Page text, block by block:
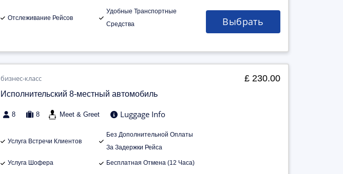
Отслеживание Рейсов
Удобные Транспортные
Средства
Выбрать
бизнес-класс
Исполнительский 8-местный автомобиль
8 8 Meet & Greet Luggage Info
Услуга Встречи Клиентов
Без Дополнительной Оплаты
За Задержки Рейса
Услуга Шофера Бесплатная Отмена (12 Часа)
£ 230.00